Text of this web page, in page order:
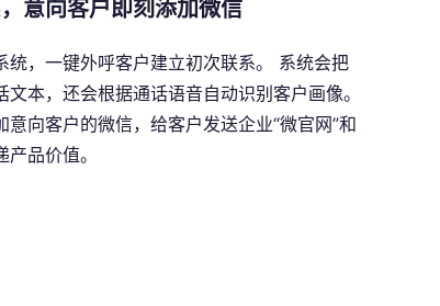
意向客户即刻添加微信
统，一键外呼客户建立初次联系。 系统会把
本，还会根据通话语音自动识别客户画像。
向客户的微信，给客户发送企业“微官网”和
品价值。